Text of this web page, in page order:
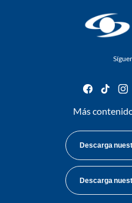
facebook
tiktok
Más
Descarga
Descarga